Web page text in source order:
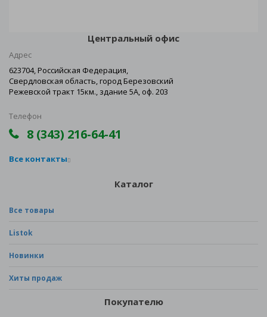
Центральный офис
Адрес
623704, Российская Федерация,
Свердловская область, город Березовский
Режевской тракт 15км., здание 5А, оф. 203
Телефон
8 (343) 216-64-41
Все контакты
Каталог
Все товары
Listok
Новинки
Хиты продаж
Покупателю